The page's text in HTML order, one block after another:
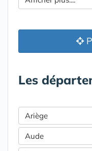
Les
Ariège
Aude